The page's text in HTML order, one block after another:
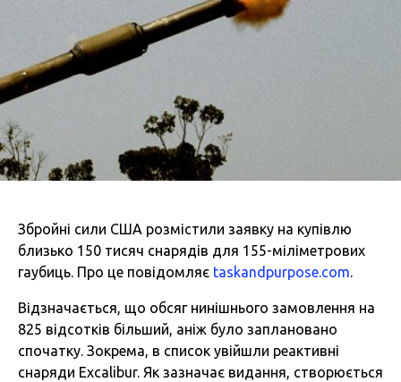
Збройні сили США розмістили заявку на купівлю
близько 150 тисяч снарядів для 155-міліметрових
гаубиць. Про це повідомляє taskandpurpose.com.
Відзначається, що обсяг нинішнього замовлення на
825 відсотків більший, аніж було заплановано
спочатку. Зокрема, в список увійшли реактивні
снаряди Excalibur. Як зазначає видання, створюється